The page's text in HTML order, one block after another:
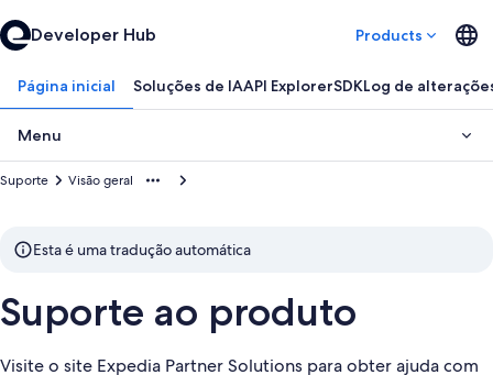
Developer Hub Products
Página inicial Soluções de IAAPI ExplorerSDKLog de
Menu
Visão geral
Suporte
Esta é uma tradução automática
Suporte ao produto
Visite o site Expedia Partner Solutions para obter ajuda com